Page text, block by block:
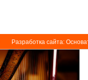
Разработка сайта: